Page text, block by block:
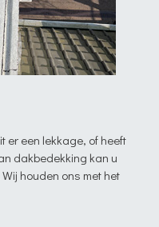
er een lekkage, of heeft
dakbedekking kan u
houden ons met het